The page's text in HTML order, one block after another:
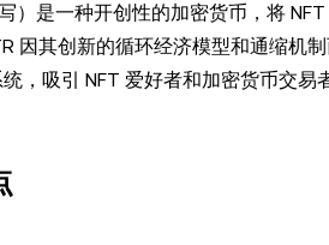
）是一种开创性的加密货币，将
因其创新的循环经济模型和通缩机
，吸引 NFT 爱好者和加密货币交易